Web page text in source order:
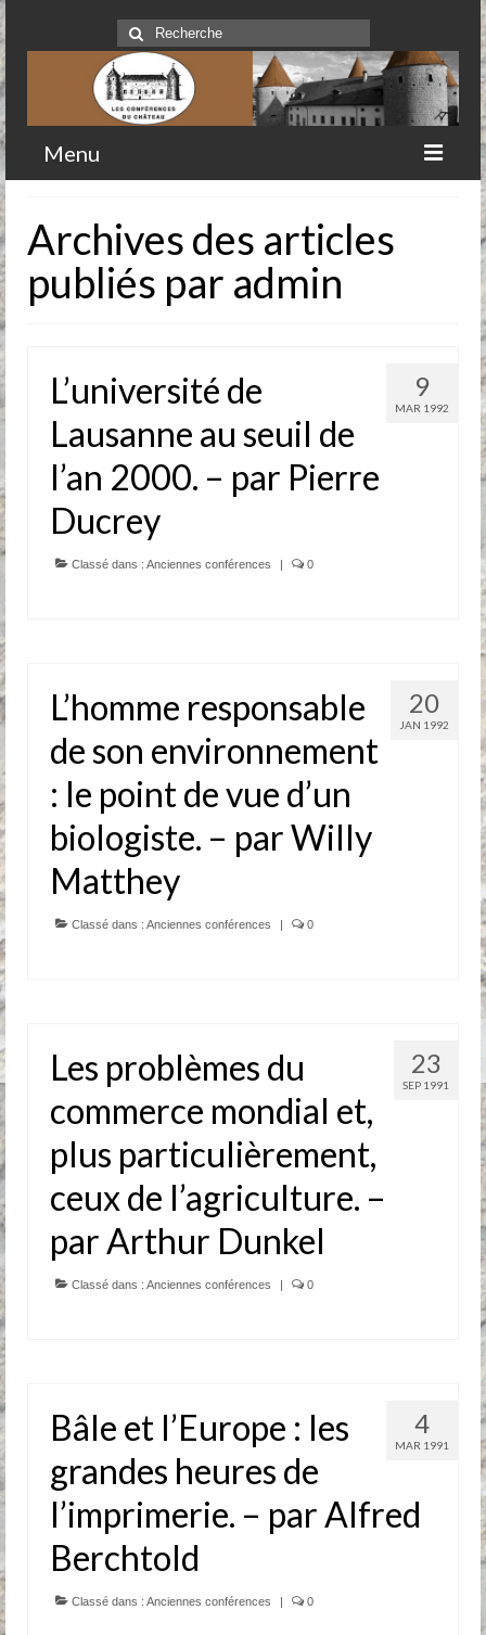
Rechercher
:
Menu
Qui sommes-nous
Historique
Clubs-service
Conférences
Prochaines conférences
Anciennes conférences
Partenaires, Sponsors & Amis
Amis
Podcasts
Contact
Informations pratiques
Nous contacter
Archives des articles
publiés par admin
9
MAR 1992
L’université de
Lausanne au seuil de
l’an 2000. – par Pierre
Ducrey
Classé dans : Anciennes conférences 0
20
JAN 1992
L’homme responsable
de son environnement
: le point de vue d’un
biologiste. – par Willy
Matthey
Classé dans : Anciennes conférences 0
23
SEP 1991
Les problèmes du
commerce mondial et,
plus particulièrement,
ceux de l’agriculture. –
par Arthur Dunkel
Classé dans : Anciennes conférences 0
4
MAR 1991
Bâle et l’Europe : les
grandes heures de
l’imprimerie. – par Alfred
Berchtold
Classé dans : Anciennes conférences 0